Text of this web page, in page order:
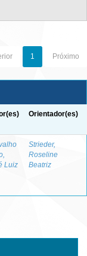
1 Próximo
Orientador(es)
Luiz
Strieder,
Roseline
Beatriz